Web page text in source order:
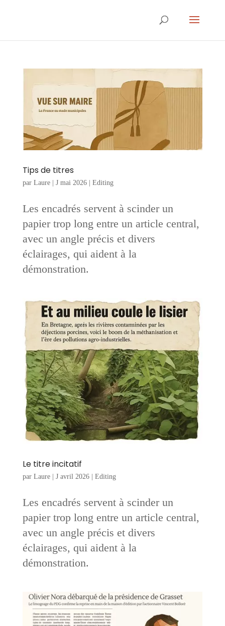
Tips de titres
par Laure| J mai 2026| Editing
Les encadrés servent à scinder un
papier trop long entre un article central,
avec un angle précis et divers
éclairages, qui aident à la
démonstration.
Le titre incitatif
par Laure| J avril 2026| Editing
Les encadrés servent à scinder un
papier trop long entre un article central,
avec un angle précis et divers
éclairages, qui aident à la
démonstration.